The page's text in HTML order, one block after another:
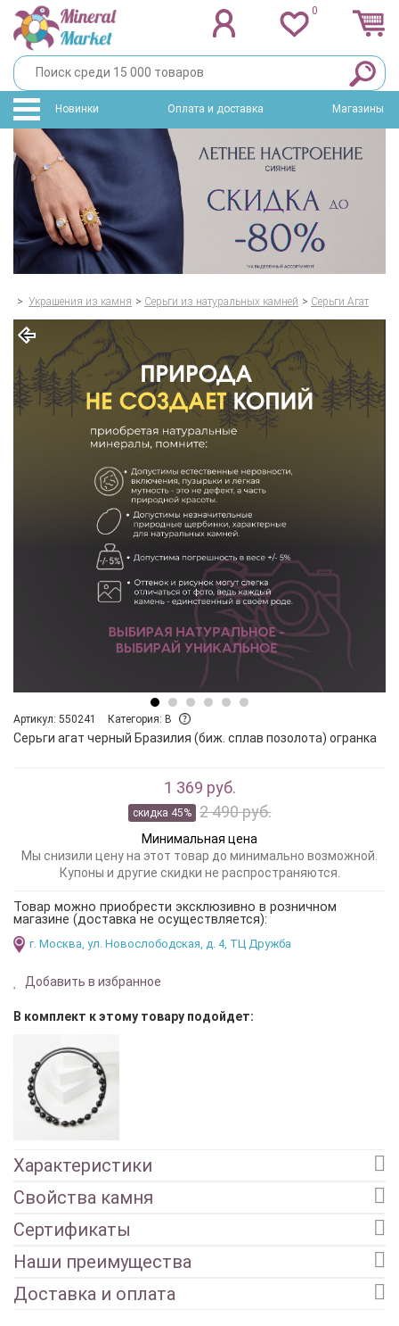
0
Новинки Оплата и доставка Магазины
> Украшения из камня > Серьги из натуральных камней > Серьги Агат
Артикул: 550241 Категория: B
Серьги агат черный Бразилия (биж. сплав позолота) огранка
1 369 руб.
скидка 45% 2 490 руб.
Минимальная цена
Мы снизили цену на этот товар до минимально возможной.
Купоны и другие скидки не распространяются.
Товар можно приобрести эксклюзивно в розничном
магазине (доставка не осуществляется):
г. Москва, ул. Новослободская, д. 4, ТЦ Дружба
Добавить в избранное
В комплект к этому товару подойдет:
Характеристики
Свойства камня
Сертификаты
Наши преимущества
Доставка и оплата